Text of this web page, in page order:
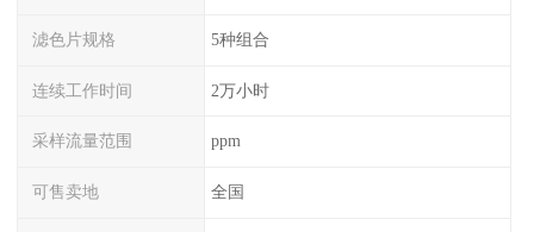
滤色片规格 5种组合
连续工作时间 2万小时
采样流量范围 ppm
可售卖地 全国